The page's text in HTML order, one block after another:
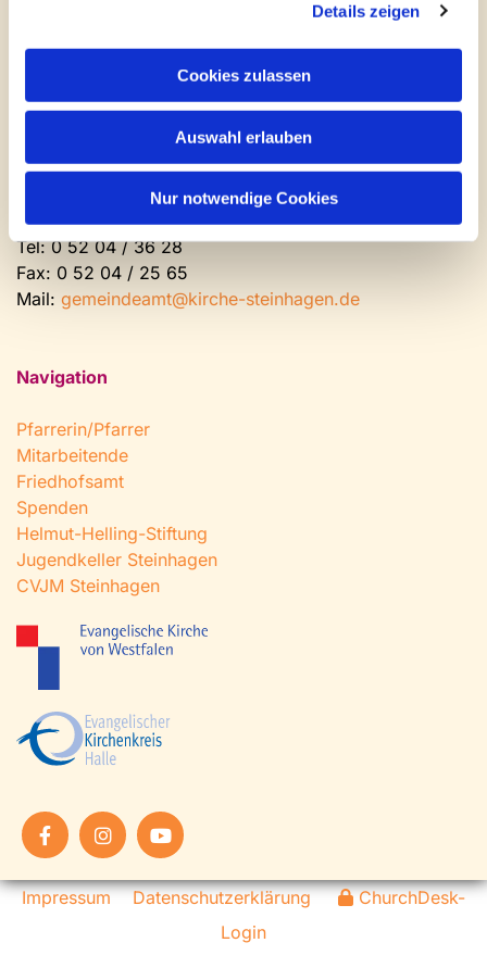
Details zeigen
Cookies zulassen
Auswahl erlauben
Nur notwendige Cookies
Kontakt und Öffnungszeiten
Montag: geschlossen
Dienstag bis Freitag: 9 - 12 Uhr
Nachmittags nach Vereinbarung
Tel:0 52 04 / 36 28
Fax: 0 52 04 / 25 65
Mail: gemeindeamt@kirche-steinhagen.de
Navigation
Pfarrerin/Pfarrer
Mitarbeitende
Friedhofsamt
Spenden
Helmut-Helling-Stiftung
Jugendkeller Steinhagen
CVJM Steinhagen
Impressum Datenschutzerklärung
ChurchDesk-
Login